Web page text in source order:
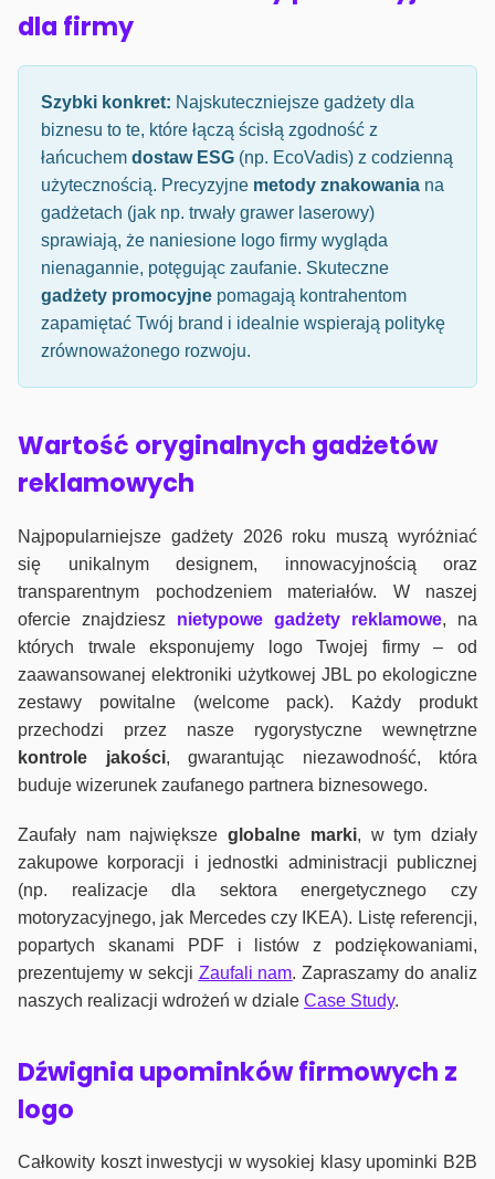
dla firmy
Szybki konkret: Najskuteczniejsze gadżety dla
biznesu to te, które łączą ścisłą zgodność z
łańcuchem dostaw ESG (np. EcoVadis) z codzienną
użytecznością. Precyzyjne metody znakowania na
gadżetach (jak np. trwały grawer laserowy)
sprawiają, że naniesione logo firmy wygląda
nienagannie, potęgując zaufanie. Skuteczne
gadżety promocyjne pomagają kontrahentom
zapamiętać Twój brand i idealnie wspierają politykę
zrównoważonego rozwoju.
Wartość oryginalnych gadżetów
reklamowych
Najpopularniejsze gadżety 2026 roku muszą wyróżniać
się unikalnym designem, innowacyjnością oraz
transparentnym pochodzeniem materiałów. W naszej
ofercie znajdziesz nietypowe gadżety reklamowe, na
których trwale eksponujemy logo Twojej firmy – od
zaawansowanej elektroniki użytkowej JBL po ekologiczne
zestawy powitalne (welcome pack). Każdy produkt
przechodzi przez nasze rygorystyczne wewnętrzne
kontrole jakości, gwarantując niezawodność, która
buduje wizerunek zaufanego partnera biznesowego.
Zaufały nam największeglobalne marki, w tym działy
zakupowe korporacji i jednostki administracji publicznej
(np. realizacje dla sektora energetycznego czy
motoryzacyjnego, jak Mercedes czy IKEA). Listę referencji,
popartych skanami PDF i listów z podziękowaniami,
prezentujemy w sekcji Zaufali nam. Zapraszamy do analiz
naszych realizacji wdrożeń w dziale Case Study.
Dźwignia upominków firmowych z
logo
Całkowity koszt inwestycji w wysokiej klasy upominki B2B